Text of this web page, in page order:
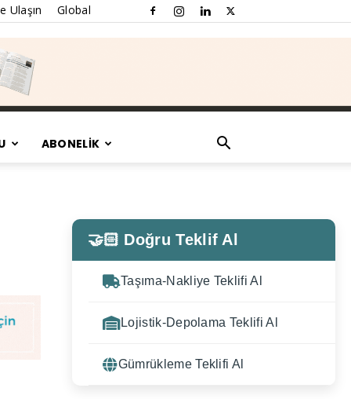
Ulaşın Global
ABONELİK
🤝🏻 Doğru Teklif Al
Taşıma-Nakliye Teklifi Al
Lojistik-Depolama Teklifi Al
Gümrükleme Teklifi Al